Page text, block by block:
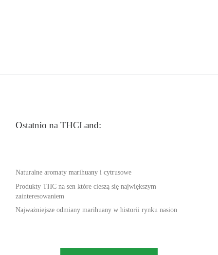
Ostatnio na THCLand:
Naturalne aromaty marihuany i cytrusowe
Produkty THC na sen które cieszą się największym
zainteresowaniem
Najważniejsze odmiany marihuany w historii rynku nasion